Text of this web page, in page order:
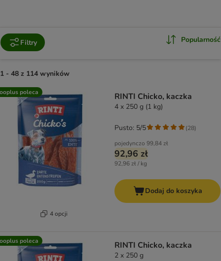
Filtry Popularność
1 - 48 z 114 wyników
product items have been changed
poleca
4 opcji
RINTI Chicko, kaczka
4 x 250 g (1 kg)
pojedynczo 99,84 zł
92,96 zł
92,96 zł / kg
Pusto: 5/5 (28)
Dodaj do koszyka
poleca RINTI Chicko, kaczka
2 x 250 g